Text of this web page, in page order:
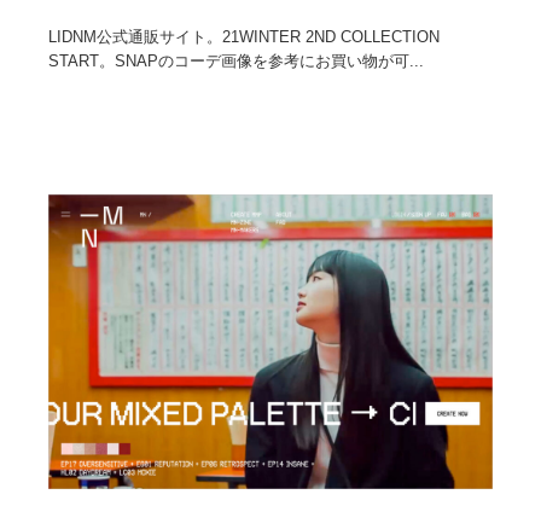
LIDNM公式通販サイト。21WINTER 2ND COLLECTION
START。SNAPのコーデ画像を参考にお買い物が可...